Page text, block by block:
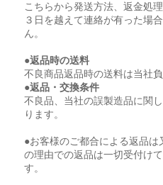
こちらから発送方法、返金処
３日を越えて連絡が有った場
ん。
●返品時の送料
不良商品返品時の送料は当社負
●返品・交換条件
不良品、当社の誤製造品に関
ります。
●お客様のご都合による返品
の理由での返品は一切受付け
す。